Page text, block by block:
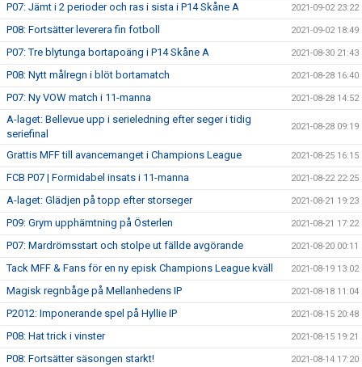
P07: Jämt i 2 perioder och ras i sista i P14 Skåne A 2021-09-02 23:22
P08: Fortsätter leverera fin fotboll 2021-09-02 18:49
P07: Tre blytunga bortapoäng i P14 Skåne A 2021-08-30 21:43
P08: Nytt målregn i blöt bortamatch 2021-08-28 16:40
P07: Ny VOW match i 11-manna 2021-08-28 14:52
A-laget: Bellevue upp i serieledning efter seger i tidig
seriefinal
2021-08-28 09:19
Grattis MFF till avancemanget i Champions League 2021-08-25 16:15
FCB P07 | Formidabel insats i 11-manna 2021-08-22 22:25
A-laget: Glädjen på topp efter storseger 2021-08-21 19:23
P09: Grym upphämtning på Österlen 2021-08-21 17:22
P07: Mardrömsstart och stolpe ut fällde avgörande 2021-08-20 00:11
Tack MFF & Fans för en ny episk Champions League kväll 2021-08-19 13:02
Magisk regnbåge på Mellanhedens IP 2021-08-18 11:04
P2012: Imponerande spel på Hyllie IP 2021-08-15 20:48
P08: Hat trick i vinster 2021-08-15 19:21
P08: Fortsätter säsongen starkt! 2021-08-14 17:20